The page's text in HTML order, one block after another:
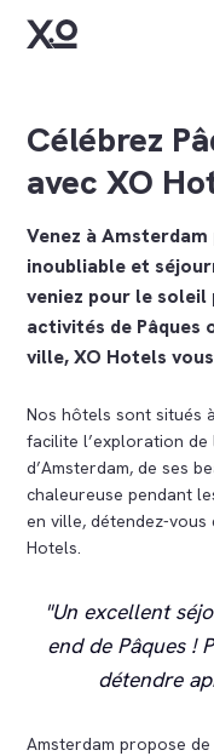
Célébrez
avec XO
Venez à
inoubliable et
veniez pour le
activités de
ville, XO Hotels
Nos hôtels sont situés
facilite l’exploration
d’Amsterdam, de ses
chaleureuse pendant
en ville, détendez-
Hotels.
Un excellent
end de Pâques !
détendre
Amsterdam propose